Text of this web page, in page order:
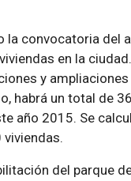
la convocatoria del
en la
y
habrá un total de
año 2015. Se
del parque